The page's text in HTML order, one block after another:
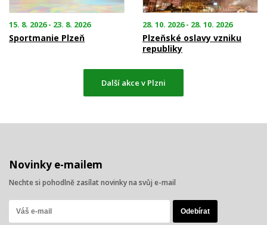
15. 8. 2026 - 23. 8. 2026
Sportmanie Plzeň
28. 10. 2026 - 28. 10. 2026
Plzeňské oslavy vzniku
republiky
Další akce v Plzni
Novinky e-mailem
Nechte si pohodlně zasílat novinky na svůj e-mail